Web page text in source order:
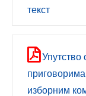
текст
изборним